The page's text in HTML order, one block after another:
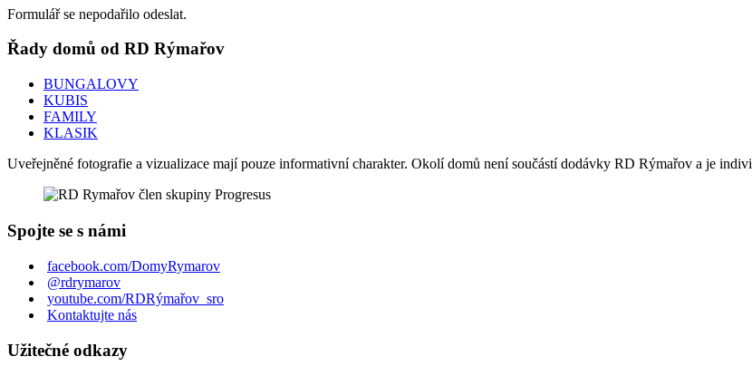
Formulář se nepodařilo odeslat.
Řady domů od RD Rýmařov
BUNGALOVY
KUBIS
FAMILY
KLASIK
Uveřejněné fotografie a vizualizace mají pouze informativní charakter. Okolí domů není součástí dodávky RD Rýmařov a je
Spojte se s námi
facebook.com/DomyRymarov
@rdrymarov
youtube.com/RDRýmařov_sro
Kontaktujte nás
Užitečné odkazy